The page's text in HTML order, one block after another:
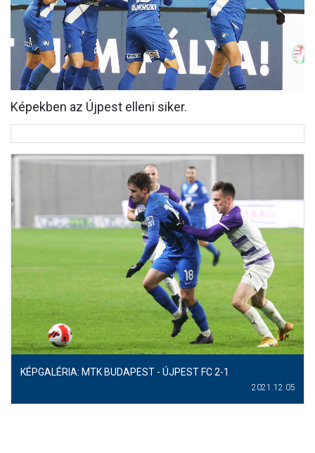
MÉRKŐZÉSEK
KLUB
GALÉRIA
SZURKOLÓI ÉLMÉNYEK
Képekben az Újpest elleni siker.
KÉPGALÉRIA: MTK BUDAPEST - ÚJPEST FC 2-1
2021.12.05